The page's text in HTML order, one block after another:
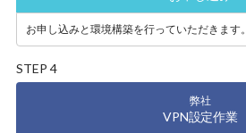
お申し込みと環境構築を行っていただきます。
STEP 4
弊社
VPN設定作業